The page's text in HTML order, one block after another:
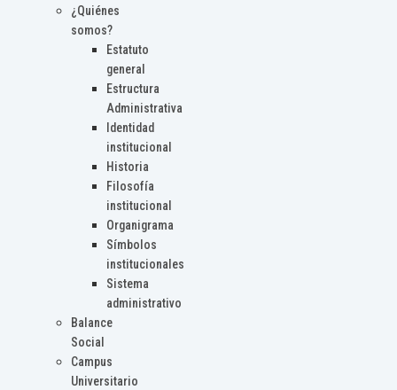
¿Quiénes
somos?
Estatuto
general
Estructura
Administrativa
Identidad
institucional
Historia
Filosofía
institucional
Organigrama
Símbolos
institucionales
Sistema
administrativo
Balance
Social
Campus
Universitario